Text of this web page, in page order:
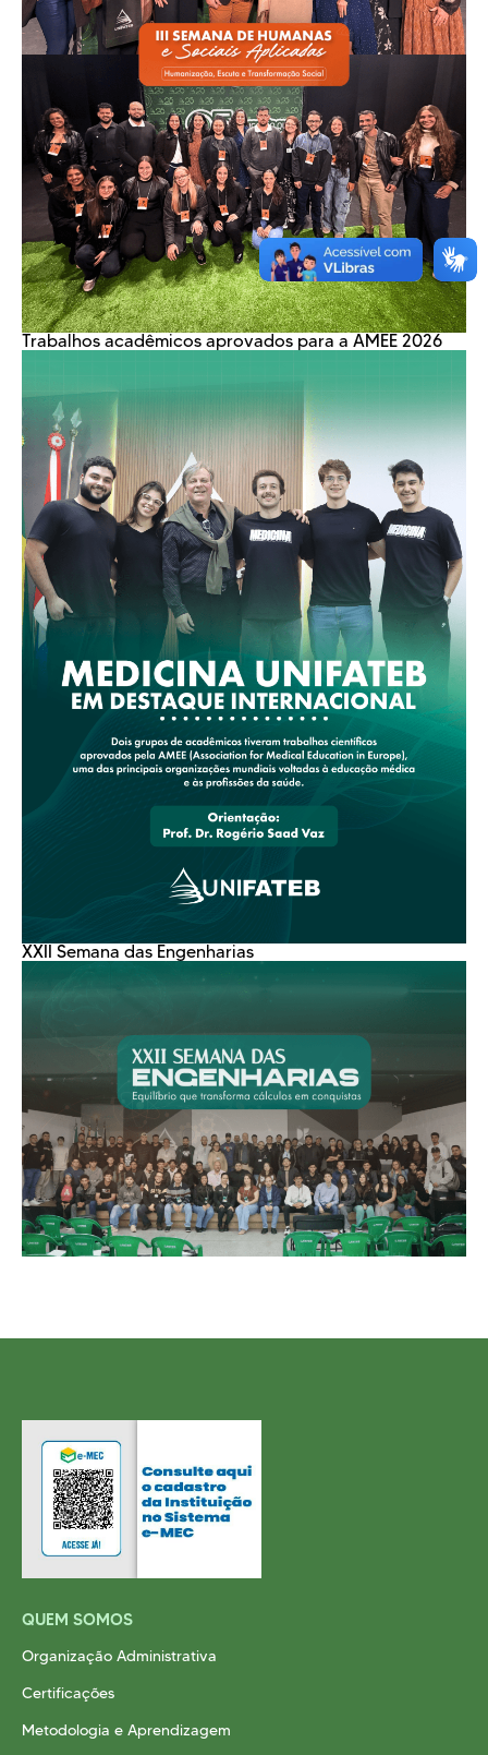
Trabalhos acadêmicos aprovados para a AMEE 2026
XXII Semana das Engenharias
QUEM SOMOS
Organização Administrativa
Certificações
Metodologia e Aprendizagem